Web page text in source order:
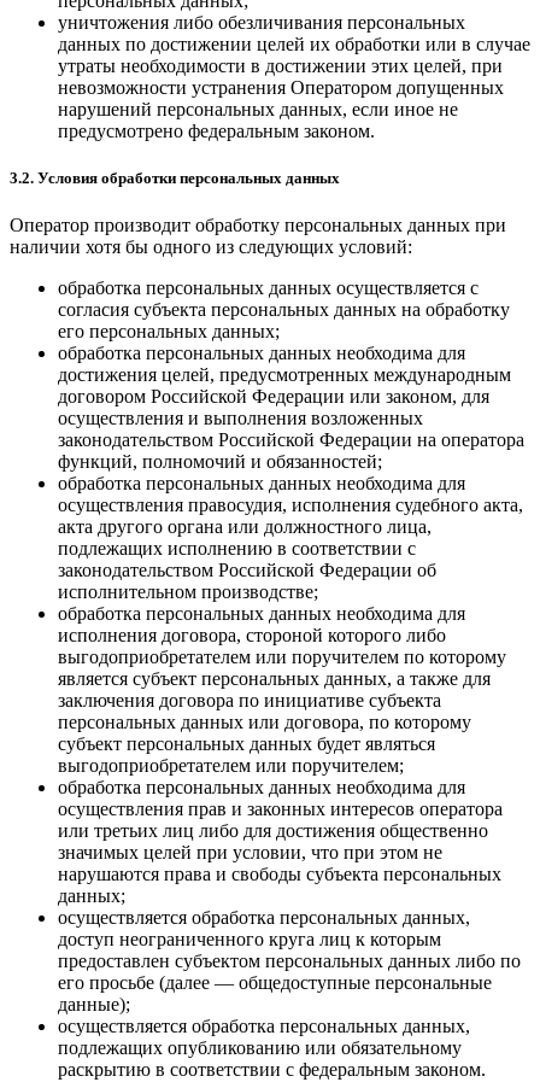
уничтожения либо обезличивания персональных
данных по достижении целей их обработки или в случае
утраты необходимости в достижении этих целей, при
невозможности устранения Оператором допущенных
нарушений персональных данных, если иное не
предусмотрено федеральным законом.
3.2. Условия обработки персональных данных
Оператор производит обработку персональных данных при
наличии хотя бы одного из следующих условий:
обработка персональных данных осуществляется с
согласия субъекта персональных данных на обработку
его персональных данных;
обработка персональных данных необходима для
достижения целей, предусмотренных международным
договором Российской Федерации или законом, для
осуществления и выполнения возложенных
законодательством Российской Федерации на оператора
функций, полномочий и обязанностей;
обработка персональных данных необходима для
осуществления правосудия, исполнения судебного акта,
акта другого органа или должностного лица,
подлежащих исполнению в соответствии с
законодательством Российской Федерации об
исполнительном производстве;
обработка персональных данных необходима для
исполнения договора, стороной которого либо
выгодоприобретателем или поручителем по которому
является субъект персональных данных, а также для
заключения договора по инициативе субъекта
персональных данных или договора, по которому
субъект персональных данных будет являться
выгодоприобретателем или поручителем;
обработка персональных данных необходима для
осуществления прав и законных интересов оператора
или третьих лиц либо для достижения общественно
значимых целей при условии, что при этом не
нарушаются права и свободы субъекта персональных
данных;
осуществляется обработка персональных данных,
доступ неограниченного круга лиц к которым
предоставлен субъектом персональных данных либо по
его просьбе (далее — общедоступные персональные
данные);
осуществляется обработка персональных данных,
подлежащих опубликованию или обязательному
раскрытию в соответствии с федеральным законом.